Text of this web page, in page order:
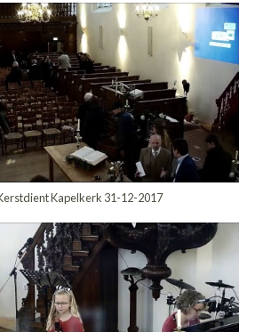
Kapelkerk 31-12-2017